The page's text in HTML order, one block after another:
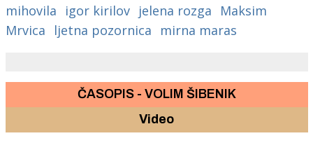
mihovila
igor kirilov jelena rozga
Maksim
Mrvica
ljetna pozornica mirna maras
ČASOPIS - VOLIM ŠIBENIK
Video